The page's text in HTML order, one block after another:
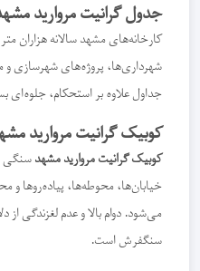
جدول گرانیت مروارید
کارخانه‌های مشهد سالانه هزاران متر
شهرداری‌ها، پروژه‌های شهرسازی
جداول علاوه بر استحکام، جلوه‌ای
کوبیک گرانیت مروارید
کوبیک گرانیت مروارید مشهد سنگی
خیابان‌ها، محوطه‌ها، پیاده‌روها
می‌شود. دوام بالا و عدم لغزندگی از
سنگفرش است.